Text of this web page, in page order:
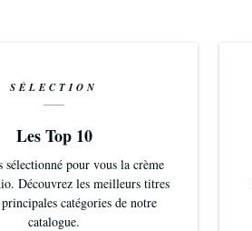
SÉLECTION
Les Top 10
sélectionné pour vous la crème
Découvrez les meilleurs titres
catégories de notre
catalogue.